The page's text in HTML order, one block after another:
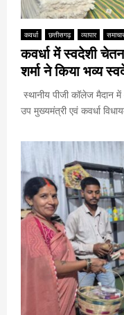
कवर्धा छत्तीसगढ़ व्यापार समाचार
कवर्धा में स्वदेशी
शर्मा ने किया भव्य
स्थानीय पीजी कॉलेज मैदान
उप मुख्यमंत्री एवं कवर्धा